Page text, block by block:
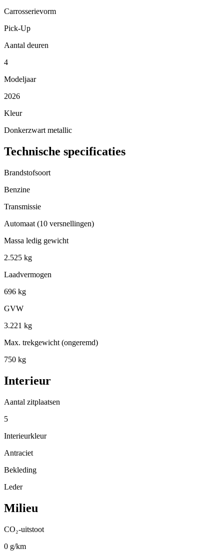
Carrosserievorm
Pick-Up
Aantal deuren
4
Modeljaar
2026
Kleur
Donkerzwart metallic
Technische specificaties
Brandstofsoort
Benzine
Transmissie
Automaat (10 versnellingen)
Massa ledig gewicht
2.525 kg
Laadvermogen
696 kg
GVW
3.221 kg
Max. trekgewicht (ongeremd)
750 kg
Interieur
Aantal zitplaatsen
5
Interieurkleur
Antraciet
Bekleding
Leder
Milieu
CO₂-uitstoot
0 g/km